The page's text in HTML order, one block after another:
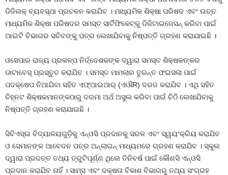
ଡିଜିଲକ୍‌ ବ୍ୟବସ୍ଥା ପ୍ରଚଳନ କରାଯିବ । ମାଧ୍ୟମିକ ଶିକ୍ଷା ପରିଷଦ ଏବଂ ଉଚ୍ଚ
ମାଧ୍ୟମିକ ଶିକ୍ଷା ପରିଷଦର ସମସ୍ତ ସାର୍ଟିଫିକେଟ୍‌କୁ ଡିଜିଟାଇଜେସନ୍‌ କରିବା ପାଇଁ
ଆଇଟି ବିଭାଗର ସଚିବଙ୍କୁ ପତ୍ର ଲେଖାଯିବାକୁ ନିଷ୍ପତ୍ତି ଗ୍ରହଣ କରାଯାଇଛି ।
ଓସେପାର ରାଜ୍ୟ ପ୍ରକଳ୍ପ ନିର୍ଦ୍ଦେଶକଙ୍କ ଦ୍ୱାରା ସମସ୍ତ ଶିକ୍ଷକଙ୍କର
ଡାଟାବେସ୍‌ ପ୍ରସ୍ତୁତ କରାଯିବ । ସମସ୍ତ ମାମଲାର ତୁରନ୍ତ ଫଇସଲା ପାଇଁ
ପଦକ୍ଷେପ ନିଆଯିବା ସହିତ ଏଫ୍‌ଆଇଆର୍‌ (ଏଔR) ଦରଜ କରାଯିବ । ଏଥି ସହିତ
ଚିହ୍ନଟ ଶିକ୍ଷକମାନଙ୍କଠାରୁ ଦରମା ଅର୍ଥ ଅସୁଲ କରିବା ପାଇଁ ଚିଠି ଲେଖାଯିବାକୁ
ନିଷ୍ପତ୍ତି ଗ୍ରହଣ କରାଯାଇଛି ।
ସିବିଏସ୍‌ଇ ବିଦ୍ୟାଳୟଗୁଡ଼ିକୁ ଏନ୍‌ଓସି ପ୍ରଦାନକୁ ସରଳ ଏବଂ ସ୍ୱୟଂକ୍ରିୟ କରାଯିବ
ଓ ସେମାନଙ୍କ ଆବେଦନ ପତ୍ର ଅନ୍‌ଲାଇନ୍‌ ମାଧ୍ୟମରେ ଗ୍ରହଣ କରାଯିବ । ସ୍କୁଲ
ଦ୍ୱାରା ପ୍ରଦତ୍ତ ତଥ୍ୟ ତ୍ରୁଟିପୂର୍ଣ୍ଣ ଥିଲେ ତିନିବର୍ଷ ପାଇଁ କୌଣସି ଏନ୍‌ଓସି
ପ୍ରଦାନ କରାଯିବ ନାହିଁ । ସାମ୍‌ସ ଏବଂ ଦକ୍ଷତା ବିକାଶ ବିଭାଗରୁ ତଥ୍ୟ ସଂଗ୍ରହ